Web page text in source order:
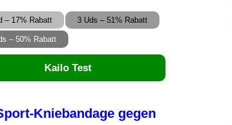
– 17% Rabatt 3 Uds – 51% Rabatt
– 50% Rabatt
Kailo Test
Kniebandage gegen